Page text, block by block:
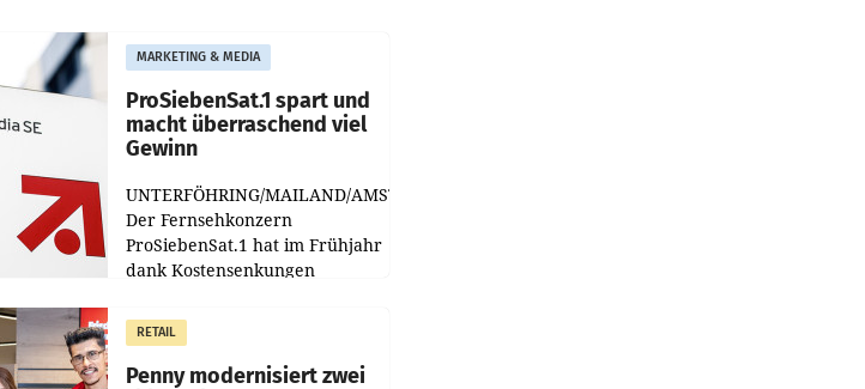
MARKETING & MEDIA
ProSiebenSat.1 spart und
macht überraschend viel
Gewinn
UNTERFÖHRING/MAILAND/AMSTERDAM.
Der Fernsehkonzern
ProSiebenSat.1 hat im Frühjahr
dank Kostensenkungen
gemacht und die
Markterwartung deutlich
übertroffen.
RETAIL
Penny modernisiert zwei